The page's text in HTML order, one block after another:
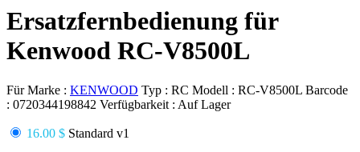
Ersatzfernbedienung für
Kenwood RC-V8500L
Für Marke : KENWOOD Typ : RC Modell : RC-V8500L Barcode
: 0720344198842 Verfügbarkeit : Auf Lager
16.00 $ Standard v1